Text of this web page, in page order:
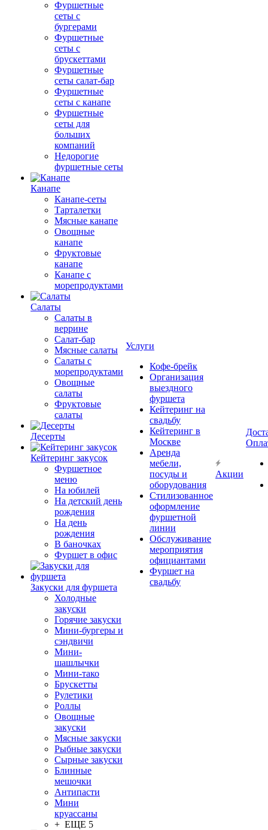
Фуршетные
сеты с
бургерами
Фуршетные
сеты с
брускеттами
Фуршетные
сеты салат-бар
Фуршетные
сеты с канапе
Фуршетные
сеты для
больших
компаний
Недорогие
фуршетные сеты
Канапе
Канапе-сеты
Тарталетки
Мясные канапе
Овощные
канапе
Фруктовые
канапе
Канапе с
морепродуктами
Салаты
Салаты в
веррине
Салат-бар
Мясные салаты
Салаты с
морепродуктами
Овощные
салаты
Фруктовые
салаты
Десерты
Кейтеринг закусок
Фуршетное
меню
На юбилей
На детский день
рождения
На день
рождения
В баночках
Фуршет в офис
Закуски для фуршета
Холодные
закуски
Горячие закуски
Мини-бургеры и
сэндвичи
Мини-
шашлычки
Мини-тако
Брускетты
Рулетики
Роллы
Овощные
закуски
Мясные закуски
Рыбные закуски
Сырные закуски
Блинные
мешочки
Антипасти
Мини
круассаны
+ ЕЩЕ 5
Услуги
Кофе-брейк
Организация
выездного
фуршета
Кейтеринг на
свадьбу
Кейтеринг в
Москве
Аренда
мебели,
посуды и
оборудования
Стилизованное
оформление
фуршетной
линии
Обслуживание
мероприятия
официантами
Фуршет на
свадьбу
Акции